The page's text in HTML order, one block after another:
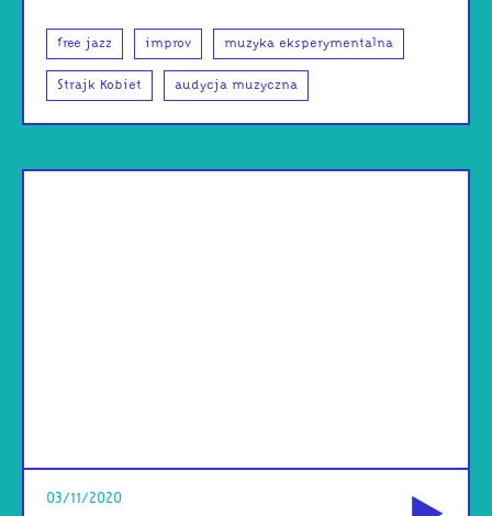
free jazz improv muzyka eksperymentalna
Strajk Kobiet audycja muzyczna
03/11/2020